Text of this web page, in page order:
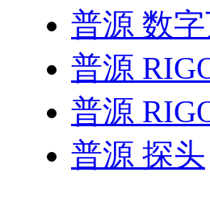
普源 数
普源
普源
普源 探头